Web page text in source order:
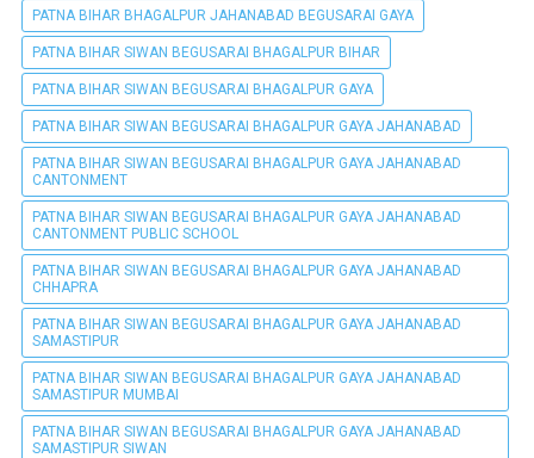
PATNA BIHAR BHAGALPUR JAHANABAD BEGUSARAI GAYA
PATNA BIHAR SIWAN BEGUSARAI BHAGALPUR BIHAR
PATNA BIHAR SIWAN BEGUSARAI BHAGALPUR GAYA
PATNA BIHAR SIWAN BEGUSARAI BHAGALPUR GAYA JAHANABAD
PATNA BIHAR SIWAN BEGUSARAI BHAGALPUR GAYA JAHANABAD
CANTONMENT
PATNA BIHAR SIWAN BEGUSARAI BHAGALPUR GAYA JAHANABAD
CANTONMENT PUBLIC SCHOOL
PATNA BIHAR SIWAN BEGUSARAI BHAGALPUR GAYA JAHANABAD
CHHAPRA
PATNA BIHAR SIWAN BEGUSARAI BHAGALPUR GAYA JAHANABAD
SAMASTIPUR
PATNA BIHAR SIWAN BEGUSARAI BHAGALPUR GAYA JAHANABAD
SAMASTIPUR MUMBAI
PATNA BIHAR SIWAN BEGUSARAI BHAGALPUR GAYA JAHANABAD
SAMASTIPUR SIWAN